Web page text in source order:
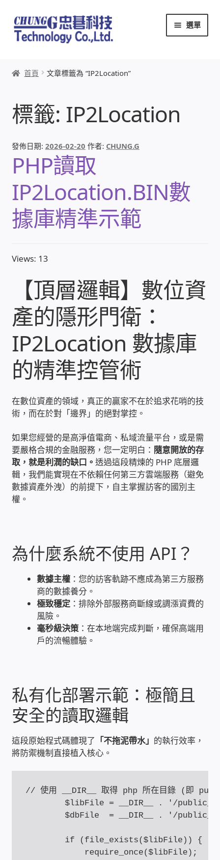
跳
至
導
列
跳
至
主
內
選單
本站文章導覽
創辦人:林慶忠
頭份獅子會
竹南百齡扶輪社
儀器設備
網路建置規劃維修-實績案例
插卡計費
監視器安裝維修-實績案例
自動控制PLC專案設計-實績案例
雲端儲值型電表
電子鎖安裝-實績案例
電話總機安裝維修-實績案例
徵 伙伴
公益贊助、社會貢獻
窗簾 窗飾 丈量安裝
電腦維護合約
電腦租賃方案
捷元電腦 NUC迷你電腦 伺服器
飛碟 不斷電 UPS / 穩壓器 AVR
首頁 文章標籤為 “IP2Location”
標籤: IP2Location
發佈日期:2026-02-20 作者: CHUNG.G
PHP讀取
IP2Location.BIN數
據庫精準示範
Views: 13
【頂層邏輯】數位資
產的隱形門衛：
IP2Location 數據庫
的精準控管術
在數位資產的領域，真正的贏家不在於追求花哨的技
術，而在於對「邊界」的絕對掌控。
如果您經營的是高淨值電商、私域流量平台，或是需
要嚴格合規的金融服務，您一定明白： 隨意開放的存
取，就是利潤的缺口。透過這段精煉的 PHP 底層邏
輯，我們能實現在不依賴任何第三方雲端服務（避免
數據資產外洩）的前提下，自主掌握訪客的國別主
權。
為什麼系統不使用 API？
數據主權 ：您的訪客軌跡不應成為第三方服務
商的數據養分。
極致穩定 ：排除外部服務商斷線或調漲資費的
風險。
毫秒級決策：在本地端完成判斷，確保高端用
戶的流暢體驗。
私有化部署示範：極簡且
安全的讀取邏輯
這段原始程式碼體現了 「不拖泥帶水」 的執行效率，
將防禦機制直接植入核心。
// 使用 __DIR__ 取得 php 所在目錄 (即
$libFile = __DIR__ . '/
$dbFile  = __DIR__ . '/
        if (file_exists($libFile)) {
            require_once($libFile);